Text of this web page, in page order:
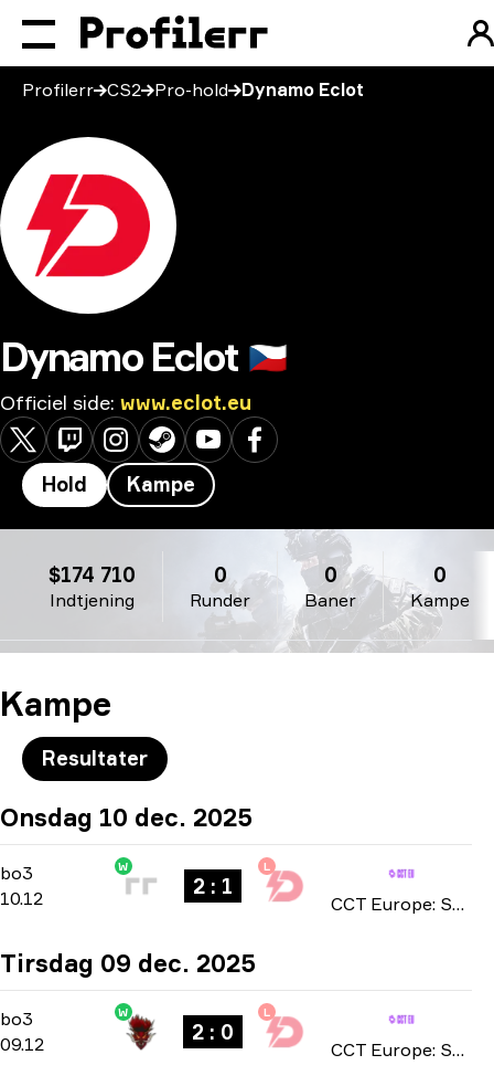
Profilerr CS2 Pro-hold Dynamo Eclot
Dynamo Eclot 🇨🇿
Officiel side: www.eclot.eu
Hold Kampe
Indtjening
$174 710
Runder
0
Baner
0
Kampe
0
Kampe
Resultater
Onsdag 10 dec. 2025
bo3 Group Stage
bo3
10.12
W
2 : 1
L
CCT Europe: Series #12 season 3 2025
Tirsdag 09 dec. 2025
bo3 Group Stage- bo3
09.12
W
2 : 0
L
CCT Europe: Series #12 season 3 2025